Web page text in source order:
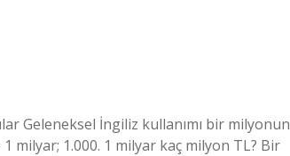
Geleneksel İngiliz kullanımı bir milyonun
milyar; 1.000. 1 milyar kaç milyon TL? Bir